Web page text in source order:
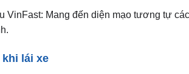
VinFast: Mang đến diện mạo tương tự
khi lái xe